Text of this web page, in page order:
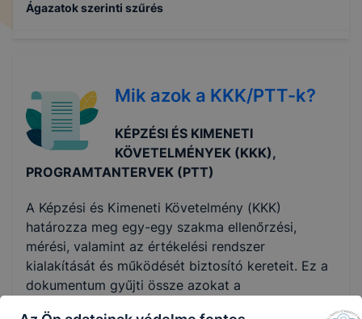
Ágazatok szerinti szűrés
Turizmus-vendéglátásMik azok a KKK/PTT-k?
KÉPZÉSI ÉS KIMENETI
KÖVETELMÉNYEK (KKK),
PROGRAMTANTERVEK (PTT)
A Képzési és Kimeneti Követelmény (KKK)
határozza meg egy-egy szakma ellenőrzési,
mérési, valamint az értékelési rendszer
kialakítását és működését biztosító kereteit. Ez a
dokumentum gyűjti össze azokat a